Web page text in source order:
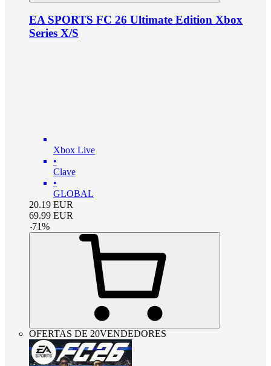
EA SPORTS FC 26 Ultimate Edition Xbox
Series X/S
Xbox Live
•
Clave
•
GLOBAL
20.19 EUR
69.99 EUR
-71%
OFERTAS DE 20VENDEDORES